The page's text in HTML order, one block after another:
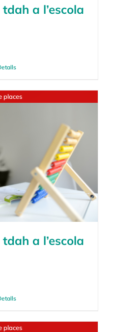
a l’escola
places
a l’escola
places